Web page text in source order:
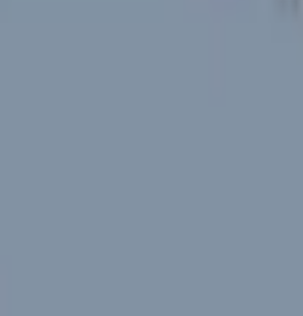
が不可欠です。しかし、夜勤や
について徹底解説します。保育
ます。